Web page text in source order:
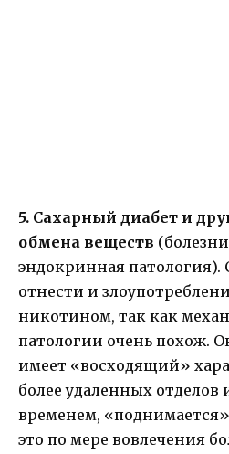
5. Сахарный диабет и
обмена веществ
эндокринная
отнести и
никотином, так как
патологии очень похож.
имеет «восходящий»
более удаленных отделов
временем,
это по мере вовлечения